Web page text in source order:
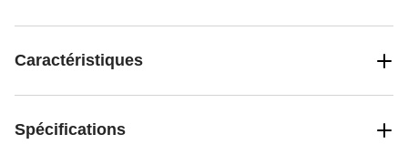
Caractéristiques
Spécifications